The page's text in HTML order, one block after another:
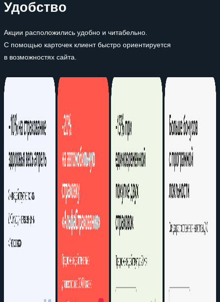
Удобство
Акции расположились удобно и читабельно.
С помощью карточек клиент быстро ориентируется
в возможностях сайта.